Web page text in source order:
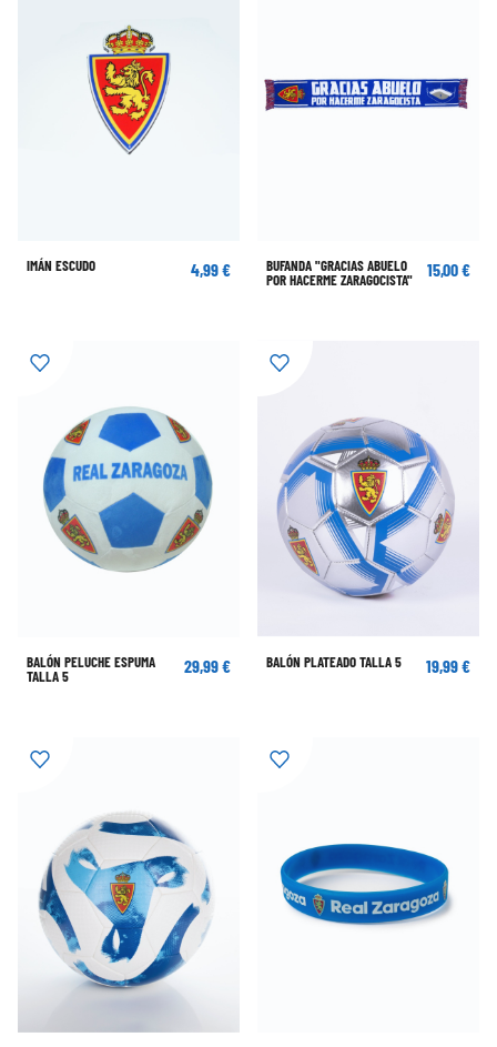
IMÁN ESCUDO 4,99 €
BUFANDA "GRACIAS ABUELO
POR HACERME ZARAGOCISTA"
15,00 €
BALÓN PELUCHE ESPUMA
TALLA 5
29,99 € BALÓN PLATEADO TALLA 5 19,99 €